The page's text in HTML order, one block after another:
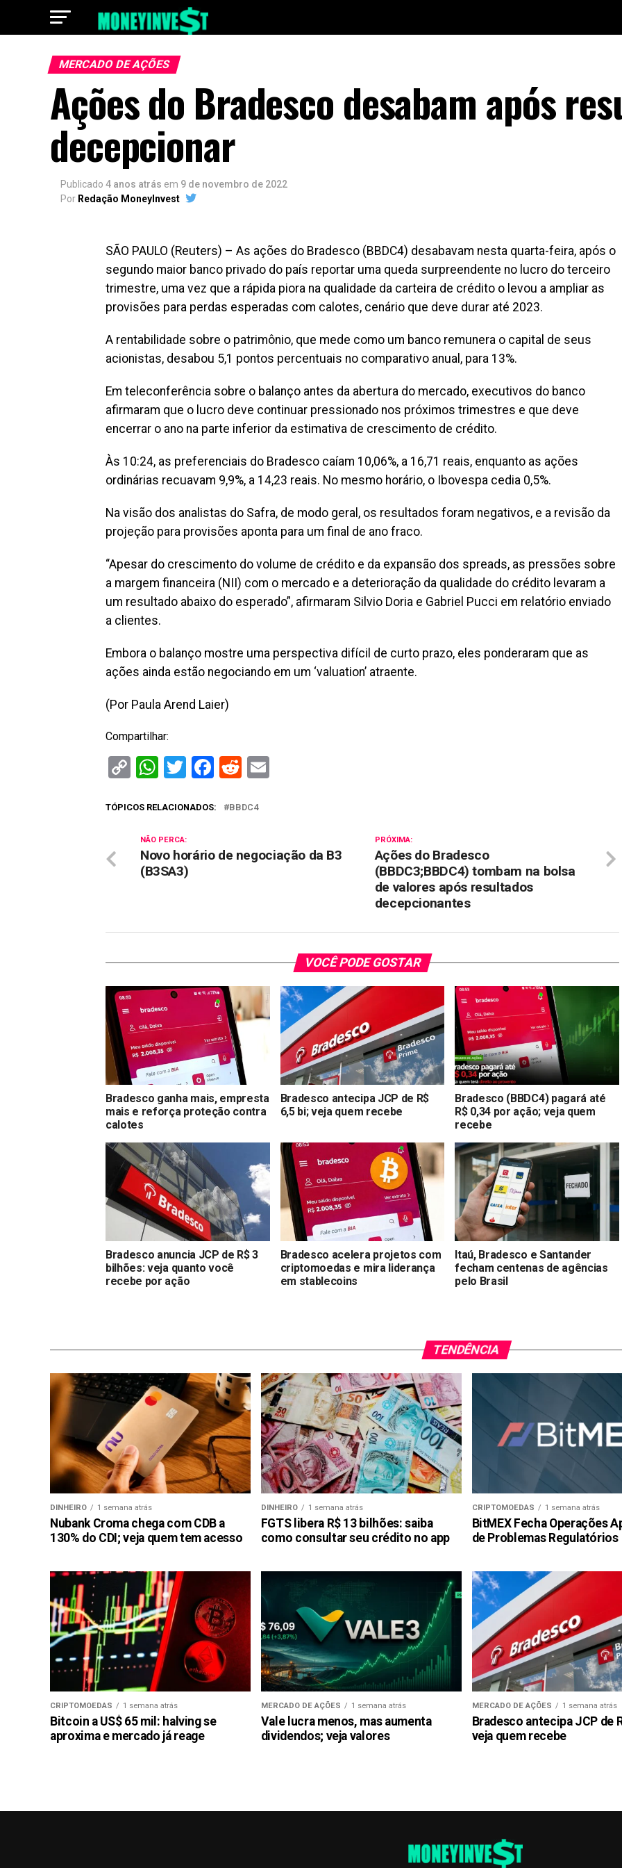
MERCADO DE AÇÕES
Ações do Bradesco desabam após
decepcionar
Publicado 4 anos atrás em 9 de novembro de 2022
Por Redação MoneyInvest
SÃO PAULO (Reuters) – As ações do Bradesco (BBDC4) desabavam nesta quarta-feira, após o
segundo maior banco privado do país reportar uma queda surpreendente no lucro do terceiro
trimestre, uma vez que a rápida piora na qualidade da carteira de crédito o levou a ampliar as
provisões para perdas esperadas com calotes, cenário que deve durar até 2023.
A rentabilidade sobre o patrimônio, que mede como um banco remunera o capital de seus
acionistas, desabou 5,1 pontos percentuais no comparativo anual, para 13%.
Em teleconferência sobre o balanço antes da abertura do mercado, executivos do banco
afirmaram que o lucro deve continuar pressionado nos próximos trimestres e que deve
encerrar o ano na parte inferior da estimativa de crescimento de crédito.
Às 10:24, as preferenciais do Bradesco caíam 10,06%, a 16,71 reais, enquanto as ações
ordinárias recuavam 9,9%, a 14,23 reais. No mesmo horário, o Ibovespa cedia 0,5%.
Na visão dos analistas do Safra, de modo geral, os resultados foram negativos, e a revisão da
projeção para provisões aponta para um final de ano fraco.
“Apesar do crescimento do volume de crédito e da expansão dos spreads, as pressões sobre
a margem financeira (NII) com o mercado e a deterioração da qualidade do crédito levaram a
um resultado abaixo do esperado”, afirmaram Silvio Doria e Gabriel Pucci em relatório enviado
a clientes.
Embora o balanço mostre uma perspectiva difícil de curto prazo, eles ponderaram que as
ações ainda estão negociando em um ‘valuation’ atraente.
(Por Paula Arend Laier)
Compartilhar:
CopyWhatsApp
Twitter
Facebook
Reddit
TÓPICOS RELACIONADOS: BBDC4
PRÓXIMA:
Ações do Bradesco
(BBDC3;BBDC4) tombam na bolsa
de valores após resultados
decepcionantes
NÃO PERCA:
Novo horário de negociação da B3
(B3SA3)
VOCÊ PODE GOSTAR
Bradesco ganha mais, empresta
mais e reforça proteção contra
calotes
Bradesco antecipa JCP de R$
6,5 bi; veja quem recebe
Bradesco (BBDC4) pagará até
R$ 0,34 por ação; veja quem
recebe
Bradesco anuncia JCP de R$ 3
bilhões: veja quanto você
recebe por ação
Bradesco acelera projetos com
criptomoedas e mira liderança
em stablecoins
Itaú, Bradesco e Santander
fecham centenas de agências
pelo Brasil
TENDÊNCIA
DINHEIRO 1 semana atrás
Nubank Croma chega com CDB a
130% do CDI; veja quem tem acesso
DINHEIRO 1 semana atrás
FGTS libera R$ 13 bilhões: saiba
como consultar seu crédito no app
CRIPTOMOEDAS 1 semana atrás
BitMEX Fecha Operações
de Problemas Regulatórios
CRIPTOMOEDAS 1 semana atrás
Bitcoin a US$ 65 mil: halving se
aproxima e mercado já reage
MERCADO DE AÇÕES 1 semana atrás
Vale lucra menos, mas aumenta
dividendos; veja valores
MERCADO DE AÇÕES 1 semana atrás
Bradesco antecipa JCP de
veja quem recebe